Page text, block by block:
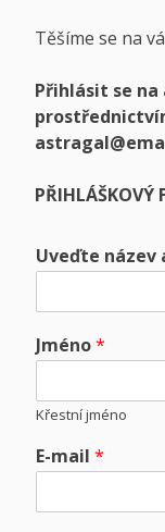
Těšíme se na
Přihlásit se
PŘIHLÁŠKOVÝ
Uveďte název
Jméno*
Křestní jméno
E-mail *